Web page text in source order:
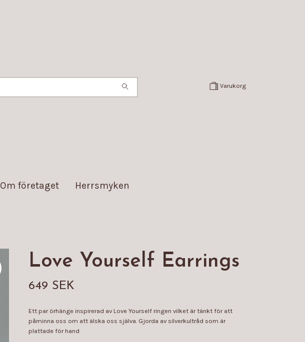
Varukorg
Om företaget Herrsmyken
Love Yourself Earrings
649 SEK
Ett par örhänge inspirerad av Love Yourself ringen vilket är tänkt för att
påminna oss om att älska oss själva. Gjorda av silverkultråd som är
plattade för hand